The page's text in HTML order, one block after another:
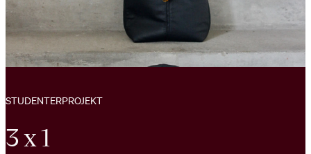
STUDENTERPROJEKT
3 x 1